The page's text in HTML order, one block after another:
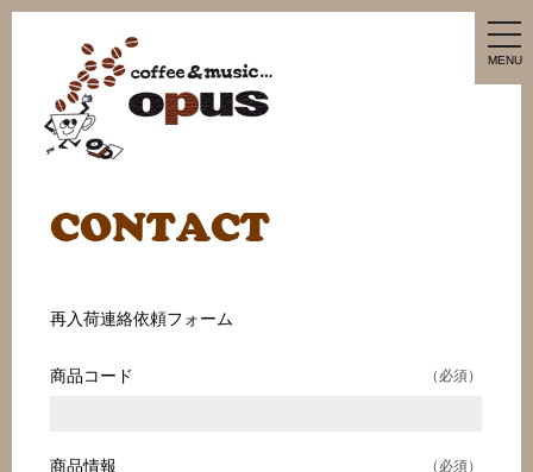
MENU
再入荷連絡依頼フォーム
商品コード （必須）
商品情報 （必須）